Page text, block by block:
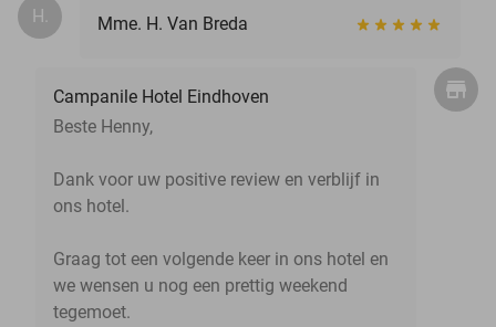
H. Mme. H. Van Breda
Campanile Hotel Eindhoven
Beste Henny,
Dank voor uw positive review en verblijf in
ons hotel.
Graag tot een volgende keer in ons hotel en
we wensen u nog een prettig weekend
tegemoet.